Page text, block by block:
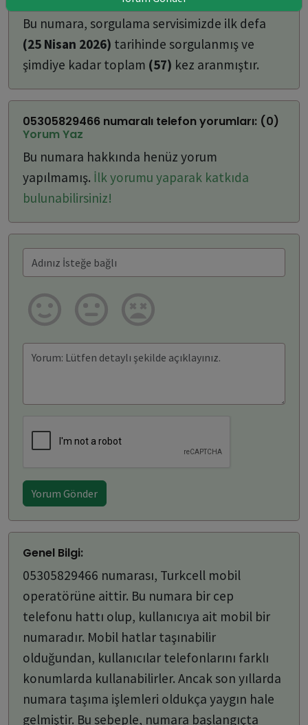
Bu numara, sorgulama servisimizde ilk defa
(25 Nisan 2026) tarihinde sorgulanmış ve
şimdiye kadar toplam (57) kez aranmıştır.
05305829466 numaralı telefon yorumları: (0)
Yorum Yaz
Bu numara hakkında henüz yorum
yapılmamış. İlk yorumu yaparak katkıda
bulunabilirsiniz!
Yorum Gönder
Genel Bilgi:
05305829466 numarası, Turkcell mobil
operatörüne aittir. Bu numara bir cep
telefonu hattı olup, kullanıcıya ait mobil bir
numaradır. Mobil hatlar taşınabilir
olduğundan, kullanıcılar telefonlarını farklı
konumlarda kullanabilirler. Ancak son yıllarda
numara taşıma işlemleri oldukça yaygın hale
gelmiştir. Bu sebeple, numara başlangıçta